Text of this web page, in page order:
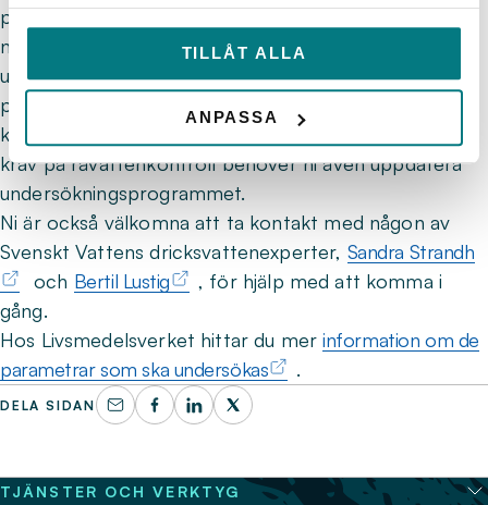
TILLÅT ALLA
ANPASSA
påbörjat anpassningen göra innan årsskiftet? Om de
nya parametrarna inte redan ingår i anläggningens
undersökningsprogram, behöver ni uppdatera
programmet och få det fastställt av ansvarig
kontrollmyndighet. Om era anläggningar omfattas av
krav på råvattenkontroll behöver ni även uppdatera
undersökningsprogrammet.
Ni är också välkomna att ta kontakt med någon av
Svenskt Vattens dricksvattenexperter, Sandra Strandh
och Bertil Lustig
, för hjälp med att komma i
gång.
Hos Livsmedelsverket hittar du merinformation om de
parametrar som ska undersökas
.
DELA SIDAN
TJÄNSTER OCH VERKTYG